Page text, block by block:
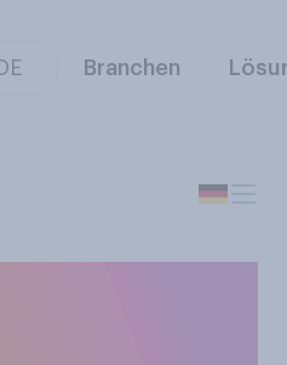
DE Branchen